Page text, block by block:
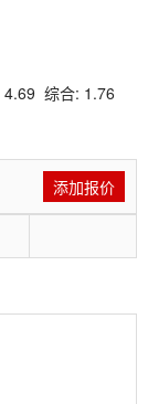
4.69 综合: 1.76
添加报价